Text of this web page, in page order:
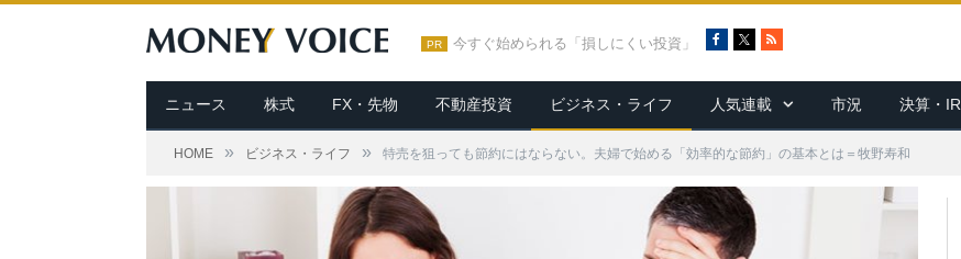
PR 今すぐ始められる「損しにくい投資」
c
e
b
o
k
R
S
ニュース 株式 FX・先物 不動産投資 ビジネス・ライフ 人気連載 市況 決算・IR
HOME » ビジネス・ライフ » 特売を狙っても節約にはならない。夫婦で始める「効率的な節約」の基本とは＝牧野寿和